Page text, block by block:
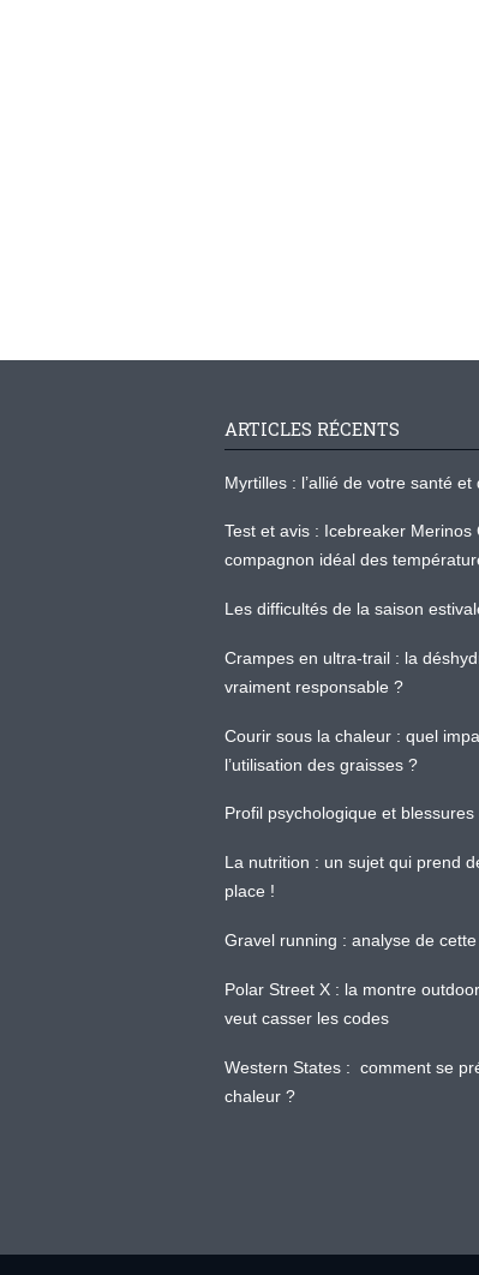
ARTICLES RÉCENTS
Myrtilles : l’allié de votre santé
Test et avis : Icebreaker Merinos
compagnon idéal des
Les difficultés de la saison
Crampes en ultra-trail : la
vraiment responsable ?
Courir sous la chaleur : quel
l’utilisation des graisses ?
Profil psychologique et blessures
La nutrition : un sujet qui prend
place !
Gravel running : analyse de
Polar Street X : la montre
veut casser les codes
Western States : comment se
chaleur ?